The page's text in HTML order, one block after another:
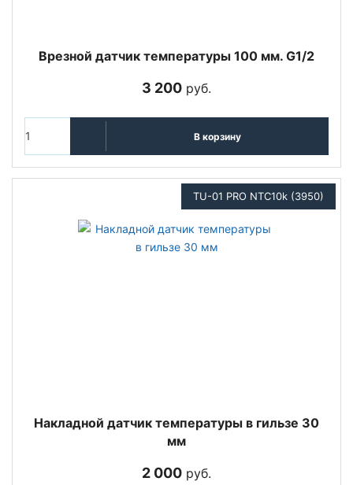
Врезной датчик температуры 100 мм. G1/2
3 200 руб.
В корзину
TU-01 PRO NTC10k (3950)
Накладной датчик температуры в гильзе 30
мм
2 000 руб.